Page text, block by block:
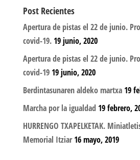
Post Recientes
Apertura de pistas el 22 de junio.
covid-19. 19 junio, 2020
Apertura de pistas el 22 de junio.
covid-19 19 junio, 2020
Berdintasunaren aldeko martxa 19
Marcha por la igualdad 19 febrero,
HURRENGO TXAPELKETAK.
Memorial Itziar 16 mayo, 2019